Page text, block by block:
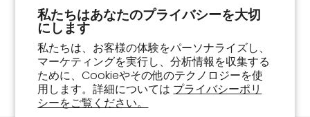
私たちはあなたのプライバシーを大切
にします
私たちは、お客様の体験をパーソナライズし、
マーケティングを実行し、分析情報を収集する
ために、Cookieやその他のテクノロジーを使
用します。詳細については プライバシーポリ
シーをご覧ください。
店舗情報
足袋スニーカーって何？
足袋スニーカーの履き方・お手入れ方法
よくあるご質問
お買い物ガイド
注文確認
お問い合わせ